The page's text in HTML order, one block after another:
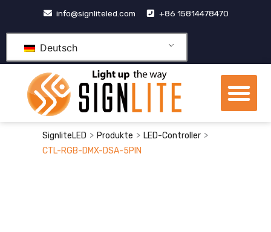
springen
info@signliteled.com +86 15814478470
Deutsch
SignliteLED > Produkte > LED-Controller >
CTL-RGB-DMX-DSA-5PIN